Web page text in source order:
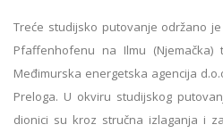
Treće studijsko putovanje održano
Pfaffenhofenu na Ilmu
Međimurska energetska agencija
Preloga. U okviru studijskog
dionici su kroz stručna izlaganja i